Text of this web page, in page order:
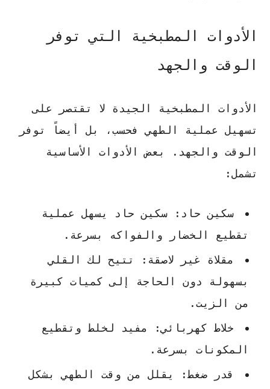
الأدوات المطبخية التي توفر
الوقت والجهد
الأدوات المطبخية الجيدة لا تقتصر على
تسهيل عملية الطهي فحسب، بل أيضاً توفر
الوقت والجهد. بعض الأدوات الأساسية
تشمل:
سكين حاد : سكين حاد يسهل عملية
تقطيع الخضار والفواكه بسرعة.
مقلاة غير لاصقة : تتيح لك القلي
بسهولة دون الحاجة إلى كميات كبيرة
من الزيت.
خلاط كهربائي: مفيد لخلط وتقطيع
المكونات بسرعة.
قدر ضغط: يقلل من وقت الطهي بشكل